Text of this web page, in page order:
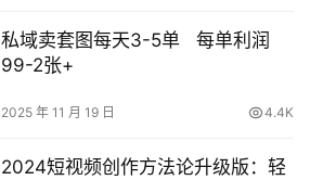
私域卖套图每天3-5单 每单利润
99-2张+
2025 年 11 月 19 日 4.4K
2024短视频创作方法论升级版：轻